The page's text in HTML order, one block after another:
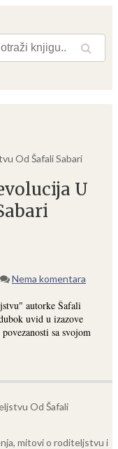
Pretraga
Od Šafali Sabari
U
Nema komentara
autorke Šafali
uvid u izazove
sa svojom
mitovi o roditeljstvu i